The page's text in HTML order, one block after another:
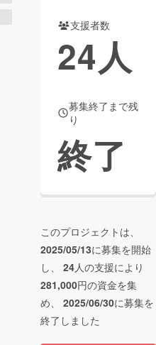
支援者数
24人
募集終了まで残
り
終了
このプロジェクトは、
2025/05/13に募集を開始
し、 24人の支援により
281,000円の資金を集
め、 2025/06/30に募集を
終了しました